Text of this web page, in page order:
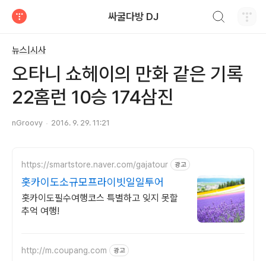
싸굴다방 DJ
뉴스|시사
오타니 쇼헤이의 만화 같은 기록
22홈런 10승 174삼진
nGroovy 2016. 9. 29. 11:21
https://smartstore.naver.com/gajatour 광고
홋카이도소규모프라이빗일일투어
홋카이도필수여행코스 특별하고 잊지 못할
추억 여행!
http://m.coupang.com 광고